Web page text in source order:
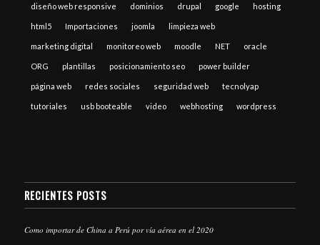
diseño web responsive dominios drupal google hosting
html5 Importaciones joomla limpieza web
marketing digital monitoreo web moodle NET oracle
ORG plantillas posicionamiento seo power builder
página web redes sociales seguridad web tecnolyap
tutoriales usb booteable video webhosting wordpress
RECIENTES POSTS
Como importar de China a Perú por vía aérea en el 2020